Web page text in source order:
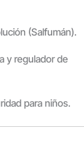
(Salfumán).
y regulador de
para niños.